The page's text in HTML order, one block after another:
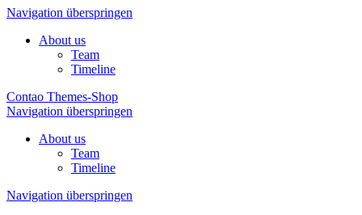
Navigation überspringen
About us
Team
Timeline
Contao Themes-Shop
Navigation überspringen
About us
Team
Timeline
Navigation überspringen